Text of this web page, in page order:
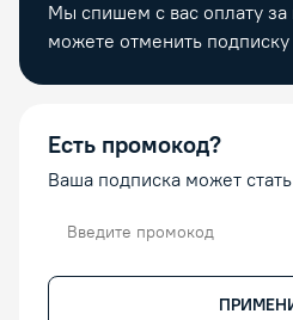
Мы спишем с вас оплату
можете отменить подписку
Есть промокод?
Ваша подписка может